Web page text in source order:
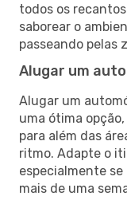
todos os
saborear o
passeando pelas
Alugar um
Alugar um
uma ótima
para além das
ritmo. Adapte o
especialmente
mais de uma